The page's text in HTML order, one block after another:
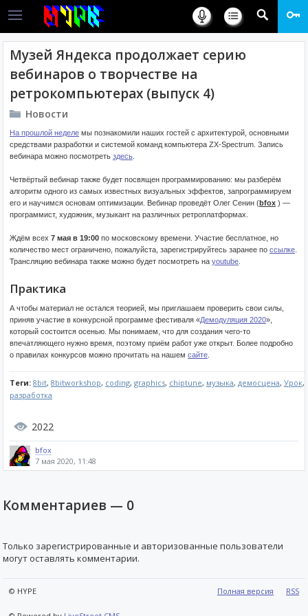
Музей Яндекса продолжает серию
вебинаров о творчестве на
ретрокомпьютерах (выпуск 4)
Новости
На прошлой неделе мы познакомили наших гостей с архитектурой, основными
средствами разработки и системой команд компьютера ZX-Spectrum. Запись
вебинара можно посмотреть здесь
Четвёртый вебинар также будет посвящен программированию: мы разберём
алгоритм одного из самых известных визуальных эффектов, запрограммируем
его и научимся основам оптимизации. Вебинар проведёт Олег Сенин (bfox ) —
программист, художник, музыкант на различных ретроплатформах.
Ждём всех 7 мая в 19:00 по московскому времени. Участие бесплатное, но
количество мест ограничено, пожалуйста, зарегистрируйтесь заранее по ссылке
Трансляцию вебинара также можно будет посмотреть на youtube
Практика
А чтобы материал не остался теорией, мы приглашаем проверить свои силы,
приняв участие в конкурсной программе фестиваля «Демодуляция 2020»,
который состоится осенью. Мы понимаем, что для создания чего-то
впечатляющего нужно время, поэтому приём работ уже открыт. Более подробно
о правилах конкурсов можно прочитать на нашем сайте
Теги: 8bit, 8bitworkshop, coding, graphics, chiptune, музыка, демосцена, Урок,
разработка
2022
bfox
7 мая 2020, 11:48
Комментариев — 0
Только зарегистрированные и авторизованные пользователи
могут оставлять комментарии.
Полная версия RSS
© HYPE